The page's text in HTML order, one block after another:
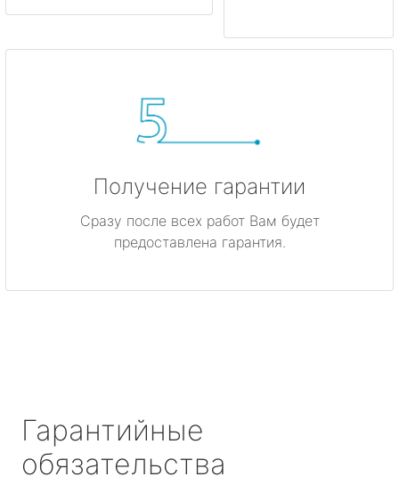
Получение гарантии
Сразу после всех работ Вам будет
предоставлена гарантия.
Гарантийные
обязательства